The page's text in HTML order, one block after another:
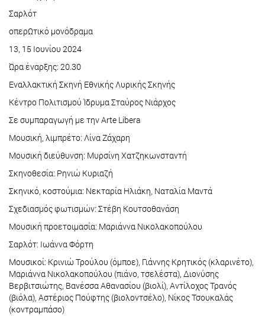
Σαρλότ
οπερΩτικό µονόδραµα
13, 15 Ιουνίου 2024
Ώρα έναρξης: 20.30
Εναλλακτική Σκηνή Εθνικής Λυρικής Σκηνής
Κέντρο Πολιτισμού Ίδρυμα Σταύρος Νιάρχος
Σε συμπαραγωγή με την Arte Libera
Μουσική, λιμπρέτο: Λίνα Ζάχαρη
Μουσική διεύθυνση: Μυρσίνη Χατζηκωνσταντή
Σκηνοθεσία: Ρηνιώ Κυριαζή
Σκηνικό, κοστούμια: Νεκταρία Ηλιάκη, Ναταλία Μαντά
Σχεδιασμός φωτισμών: Στέβη Κουτσοθανάση
Μουσική προετοιμασία: Μαριάννα Νικολακοπούλου
Σαρλότ: Ιωάννα Φόρτη
Μουσικοί: Κρινιώ Τρούλου (όμποε), Γιάννης Κρητικός (κλαρινέτο),
Μαριάννα Νικολακοπούλου (πιάνο, τσελέστα), Διονύσης
Βερβιτσιώτης, Βανέσσα Αθανασίου (βιολί), Αντίλοχος Τρανός
(βιόλα), Αστέριος Πούφτης (βιολοντσέλο), Νίκος Τσουκαλάς
(κοντραμπάσο)